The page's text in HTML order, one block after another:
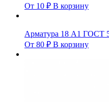
От 10 ₽ В корзину
Арматура 18 А1 ГОСТ
От 80 ₽ В корзину